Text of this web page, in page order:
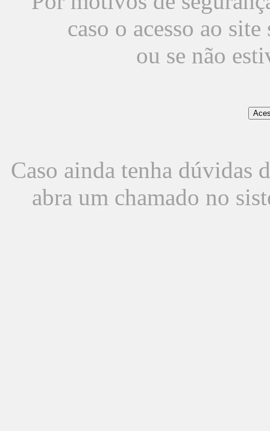
caso o acesso ao
ou se não
Caso ainda tenha dúvidas
abra um chamado no